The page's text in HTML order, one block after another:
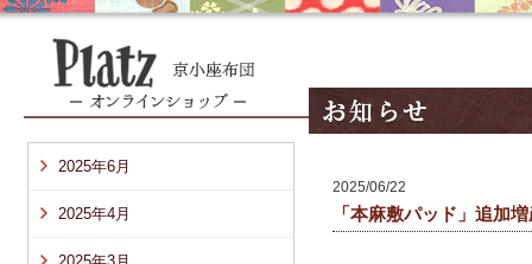
2025年6月
2025年4月
2025/06/22
「本麻敷パッド」追加